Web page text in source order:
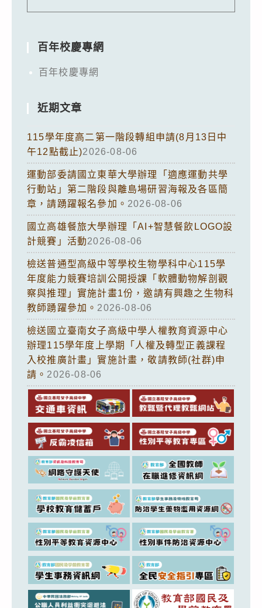
百年校慶專網
百年校慶專網
近期文章
115學年度高二第一階段轉組申請(8月13日中
午12點截止)2026-08-06
運動部委請國立東華大學辦理「適應運動共學
行動站」第二階段與離島場研習海報及各區簡
章，請踴躍報名參加。 2026-08-06
國立高雄餐旅大學辦理「AI+智慧餐飲LOGO設
計競賽」活動2026-08-06
檢送普通型高級中等學校生物學科中心115學
年度能力競賽培訓公開授課「軟體動物解剖觀
察與推理」實施計畫1份，邀請有興趣之生物科
教師踴躍參加。 2026-08-06
檢送國立臺南女子高級中學人權教育資源中心
辦理115學年度上學期「人權及轉型正義課程
入校推廣計畫」實施計畫，敬請教師(社群)申
請。 2026-08-06